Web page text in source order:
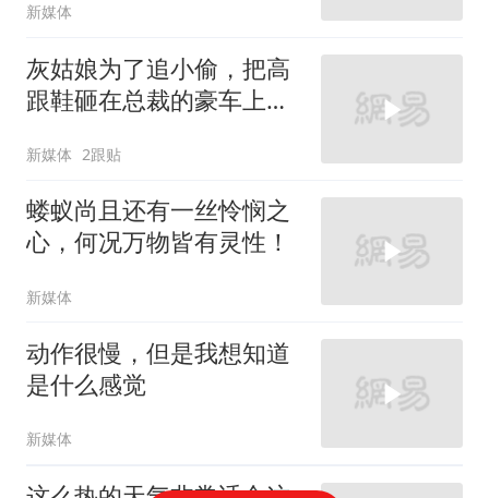
新媒体
灰姑娘为了追小偷，把高
跟鞋砸在总裁的豪车上，
新媒体 2跟贴
蝼蚁尚且还有一丝怜悯之
心，何况万物皆有灵性！
新媒体
动作很慢，但是我想知道
是什么感觉
新媒体